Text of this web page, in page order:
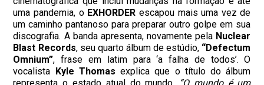
uma pandemia, o EXHORDER escapou mais uma vez de
um caminho pantanoso para preparar outro golpe em sua
discografia. A banda apresenta, novamente pela Nuclear
Blast Records, seu quarto álbum de estúdio, “Defectum
Omnium”, frase em latim para ‘a falha de todos’. O
vocalista Kyle Thomas explica que o título do álbum